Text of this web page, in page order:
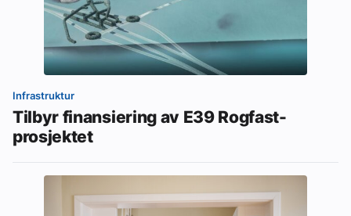
Infrastruktur
Tilbyr finansiering av E39 Rogfast-
prosjektet